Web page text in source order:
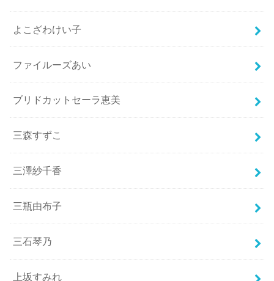
よこざわけい子
ファイルーズあい
ブリドカットセーラ恵美
三森すずこ
三澤紗千香
三瓶由布子
三石琴乃
上坂すみれ